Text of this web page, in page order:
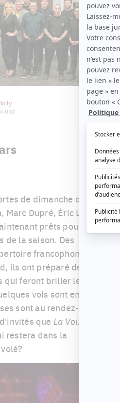
H 00
de dimanche dernier,
Marc Dupré, Éric Lapointe
prêts pour
de la saison. Des
francophone aux
ils ont préparé des
feront briller les seize
vols sont encore
sont au rendez-vous,
que La Voix
restera dans la